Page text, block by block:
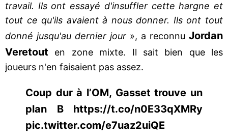
travail. Ils ont essayé d'insuffler cette hargne et
tout ce qu'ils avaient à nous donner. Ils ont tout
donné jusqu'au dernier jour », a reconnu Jordan
Veretout en zone mixte. Il sait bien que les
joueurs n'en faisaient pas assez.
Coup dur à l’OM, Gasset trouve un
plan B https://t.co/n0E33qXMRy
pic.twitter.com/e7uaz2uiQE